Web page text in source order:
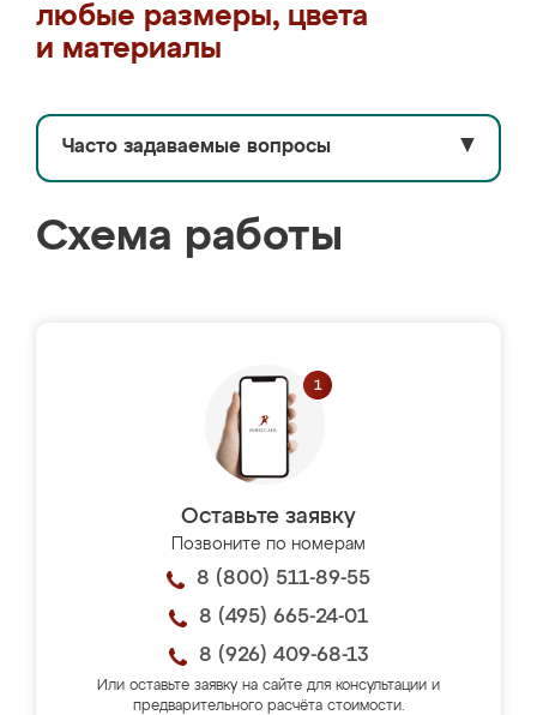
любые размеры, цвета
и материалы
Часто задаваемые вопросы ▼
Схема работы
Оставьте заявку
Позвоните по номерам
8 (800) 511-89-55
8 (495) 665-24-01
8 (926) 409-68-13
Или оставьте заявку на сайте для консультации и
предварительного расчёта стоимости.